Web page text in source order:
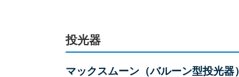
投光器
マックスムーン（バルーン型投光器）